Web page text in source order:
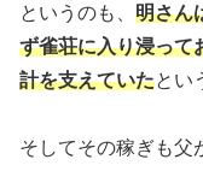
というのも、 明さん
ず雀荘に入り浸って
計を支えていたとい
そしてその稼ぎも父